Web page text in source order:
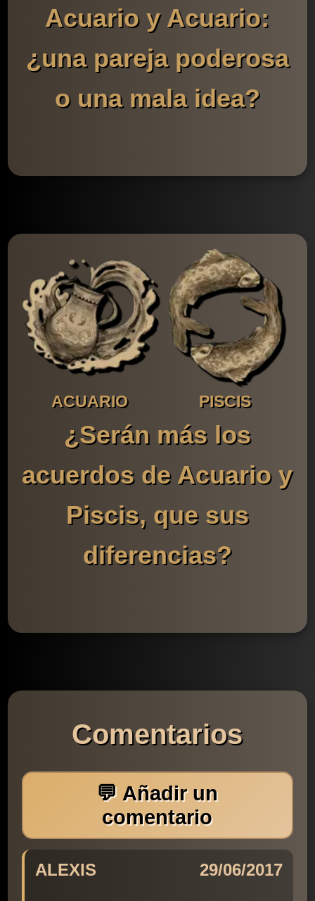
Acuario y Acuario:
¿una pareja poderosa
o una mala idea?
ACUARIO PISCIS
¿Serán más los
acuerdos de Acuario y
Piscis, que sus
diferencias?
Comentarios
💬 Añadir un
comentario
ALEXIS 29/06/2017